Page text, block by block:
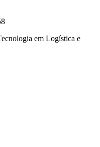
em Logística e